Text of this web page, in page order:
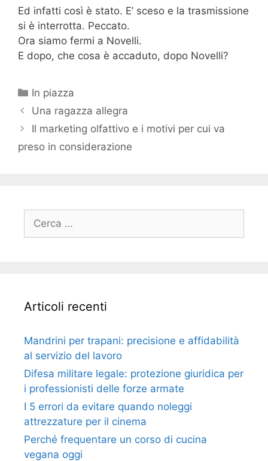
Ed infatti così è stato. E’ sceso e la trasmissione
si è interrotta. Peccato.
Ora siamo fermi a Novelli.
E dopo, che cosa è accaduto, dopo Novelli?
Categorie
In piazza
Una ragazza allegra
Il marketing olfattivo e i motivi per cui va
preso in considerazione
Ricerca
Articoli recenti
Mandrini per trapani: precisione e affidabilità
al servizio del lavoro
Difesa militare legale: protezione giuridica per
i professionisti delle forze armate
I 5 errori da evitare quando noleggi
attrezzature per il cinema
Perché frequentare un corso di cucina
vegana oggi